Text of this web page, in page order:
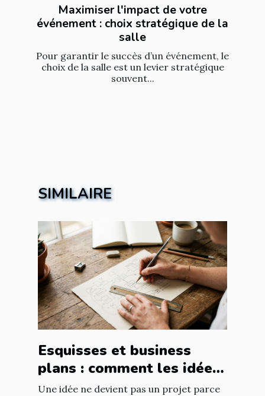
Maximiser l'impact de votre
événement : choix stratégique de la
salle
Pour garantir le succès d’un événement, le
choix de la salle est un levier stratégique
souvent...
SIMILAIRE
Esquisses et business
plans : comment les idées
prennent forme
Une idée ne devient pas un projet parce